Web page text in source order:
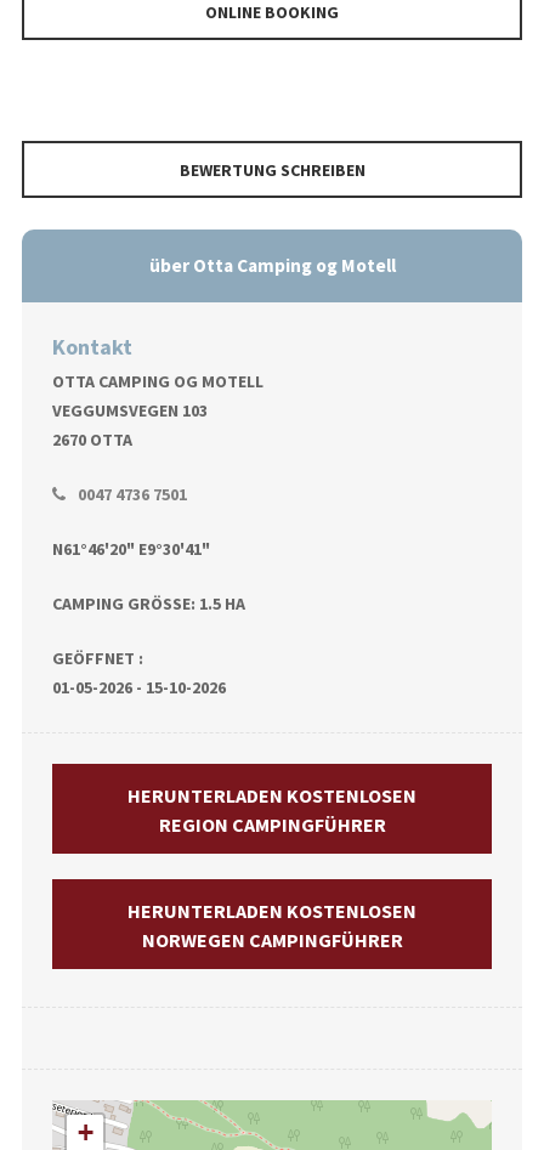
ONLINE BOOKING
BEWERTUNG SCHREIBEN
über Otta Camping og Motell
Kontakt
OTTA CAMPING OG MOTELL
VEGGUMSVEGEN 103
2670 OTTA
0047 4736 7501
N61°46'20" E9°30'41"
CAMPING GRÖSSE: 1.5 HA
GEÖFFNET :
01-05-2026 - 15-10-2026
HERUNTERLADEN KOSTENLOSEN
REGION CAMPINGFÜHRER
HERUNTERLADEN KOSTENLOSEN
NORWEGEN CAMPINGFÜHRER
+